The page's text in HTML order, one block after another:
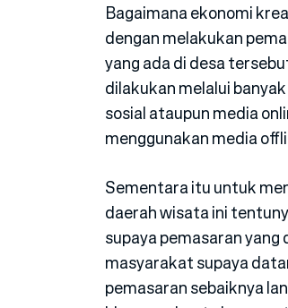
Bagaimana ekonomi
dengan melakukan
yang ada di desa
dilakukan melalui
sosial ataupun media
menggunakan media
Sementara itu untuk
daerah wisata ini
supaya pemasaran
masyarakat supaya
pemasaran sebaiknya